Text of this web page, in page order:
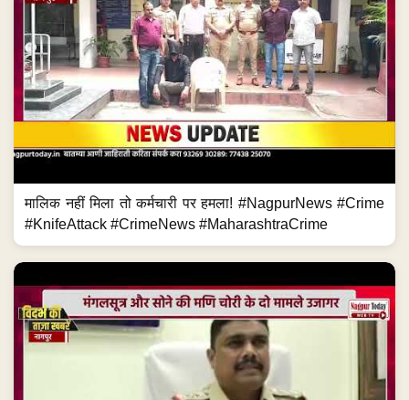
मालिक नहीं मिला तो कर्मचारी पर हमला! #NagpurNews #Crime
#KnifeAttack #CrimeNews #MaharashtraCrime